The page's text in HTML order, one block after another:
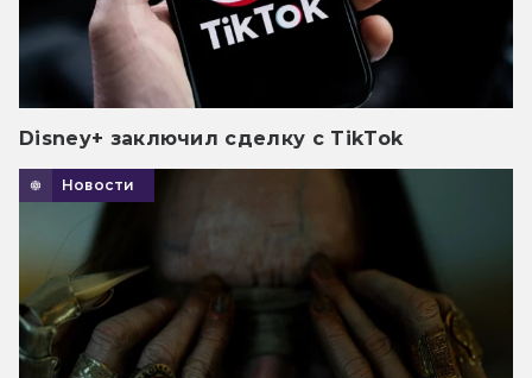
Disney+ заключил сделку с TikTok
Новости